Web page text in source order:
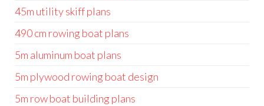
45m utility skiff plans
490 cm rowing boat plans
5m aluminum boat plans
5m plywood rowing boat design
5m row boat building plans